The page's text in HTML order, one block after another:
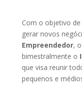
Com o objetivo
gerar novos
Empreendedor, o
bimestralmente o
que visa reunir
pequenos e